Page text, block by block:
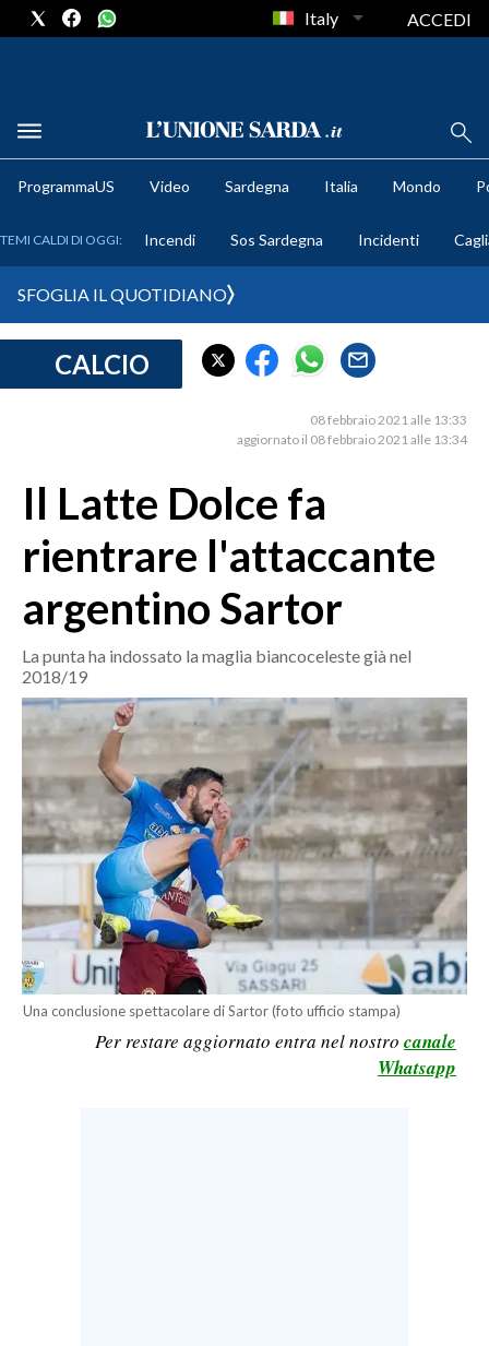
METEO
CRONACA SARDEGNA
MEDIO CAMPIDANO
SASSARI E PROVINCIA
NUORO E PROVINCIA
OGLIASTRA
AGENDA
CRONACA
ITALIA
MONDO
POLITICA
ECONOMIA
SERVIZI ALLE IMPRESE
LAVORO
Italy ACCEDI
ProgrammaUS Video Sardegna Italia Mondo
TEMI CALDI DI OGGI: Incendi Sos Sardegna Incidenti
SFOGLIA IL QUOTIDIANO
CALCIO
08 febbraio 2021 alle 13:33
aggiornato il 08 febbraio 2021 alle 13:34
Il Latte Dolce fa
rientrare l'attaccante
argentino Sartor
La punta ha indossato la maglia biancoceleste già nel
2018/19
Una conclusione spettacolare di Sartor (foto ufficio stampa)
Per restare aggiornato entra nel nostro canale
Whatsapp